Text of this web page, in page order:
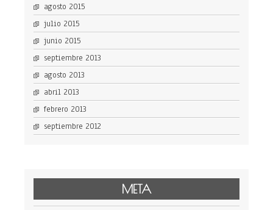
agosto 2015
julio 2015
junio 2015
septiembre 2013
agosto 2013
abril 2013
febrero 2013
septiembre 2012
META